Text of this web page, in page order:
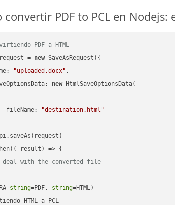
convertir PDF to PCL en
PDF a HTML
request = new SaveAsRequest({
: "uploaded.docx" ,
: new HtmlSaveOptionsData(
fileName:
"destination.html"
( _result ) => {
with the converted file
string=PDF, string=HTML)